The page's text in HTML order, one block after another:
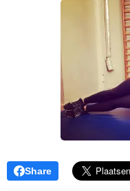
Share